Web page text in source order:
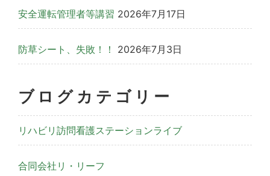
安全運転管理者等講習 2026年7月17日
防草シート、失敗！！ 2026年7月3日
ブログカテゴリー
リハビリ訪問看護ステーションライブ
合同会社リ・リーフ